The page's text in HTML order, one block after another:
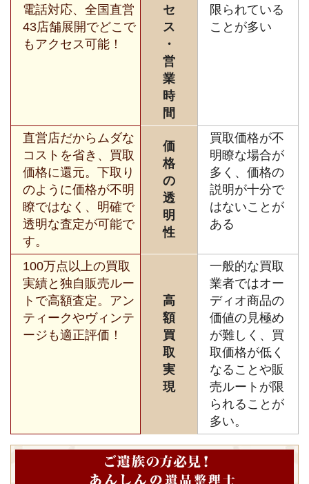
電話対応、全国直営
43店舗展開でどこで
もアクセス可能！
セ
ス
・
営
業
時
間
限られている
ことが多い
直営店だからムダな
コストを省き、買取
価格に還元。下取り
のように価格が不明
瞭ではなく、明確で
透明な査定が可能で
す。
価
格
の
透
明
性
買取価格が不
明瞭な場合が
多く、価格の
説明が十分で
はないことが
ある
100万点以上の買取
実績と独自販売ルー
トで高額査定。アン
ティークやヴィンテ
ージも適正評価！
高
額
買
取
実
現
一般的な買取
業者ではオー
ディオ商品の
価値の見極め
が難しく、買
取価格が低く
なることや販
売ルートが限
られることが
多い。